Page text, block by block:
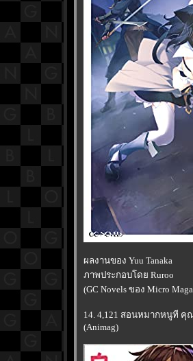
ผลงานของ Yuu Tanaka
ภาพประกอบโดย Ruroo
(GC Novels ของ Micro
14. 4,121 สอนหมากหนูที คุณ
(Animag)